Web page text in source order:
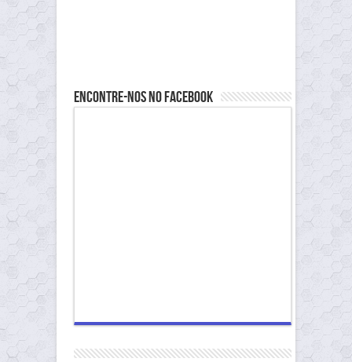
Encontre-nos no Facebook